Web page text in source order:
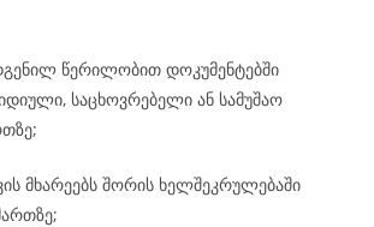
წერილობით დოკუმენტებში
საცხოვრებელი ან სამუშაო
მხარეებს შორის ხელშეკრულებაში